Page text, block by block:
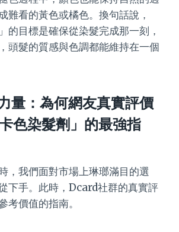
難看的黃色或橘色。換句話說，
的目標是確保從染髮完成那一刻，
頭髮的質感與色調都能維持在一個
量：為何網友真實評價
色染髮劑」的最強指
，我們面對市場上琳瑯滿目的選
下手。此時，Dcard社群的真實評
考價值的指南。